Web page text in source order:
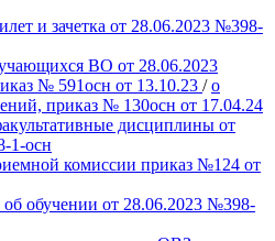
и зачетка от 28.06.2023 №398-
ВО от 28.06.2023
№ 591осн от 13.10.23 /о
приказ № 130осн от 17.04.24
дисциплины от
1-осн
комиссии приказ №124 от
обучении от 28.06.2023 №398-